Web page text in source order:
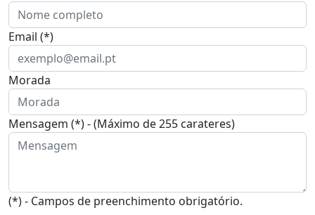
Email (*)
Morada
Mensagem (*) - (Máximo de 255 carateres)
(*) - Campos de preenchimento obrigatório.